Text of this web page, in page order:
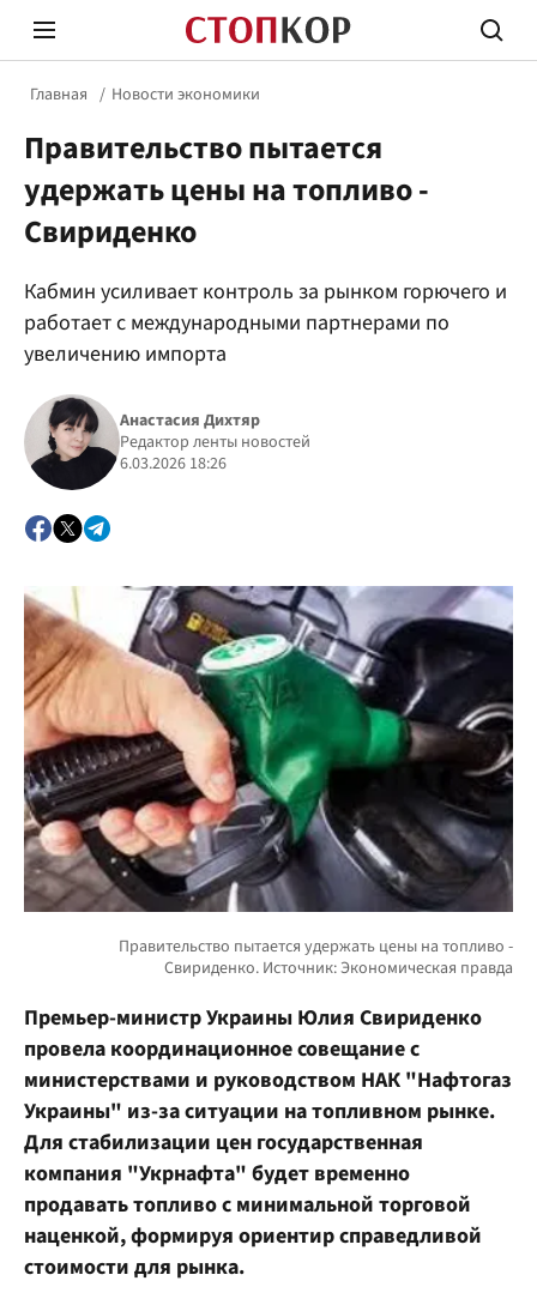
Политика
Главная Новости экономики
Правительство пытается
удержать цены на топливо -
Свириденко
Кабмин усиливает контроль за рынком горючего и
работает с международными партнерами по
увеличению импорта
Анастасия Дихтяр
Редактор ленты новостей
6.03.2026 18:26
Премьер-министр Украины Юлия Свириденко
провела координационное совещание с
министерствами и руководством НАК "Нафтогаз
Украины" из-за ситуации на топливном рынке.
Для стабилизации цен государственная
компания "Укрнафта" будет временно
продавать топливо с минимальной торговой
наценкой, формируя ориентир справедливой
стоимости для рынка.